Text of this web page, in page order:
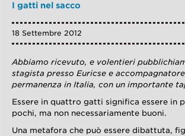
I gatti nel sacco
18 Settembre 2012
Abbiamo ricevuto, e volentieri
stagista presso Euricse e
permanenza in Italia, con un importante
Essere in quattro gatti significa essere in
pochi, ma non necessariamente buoni.
Una metafora che può essere dibattuta,